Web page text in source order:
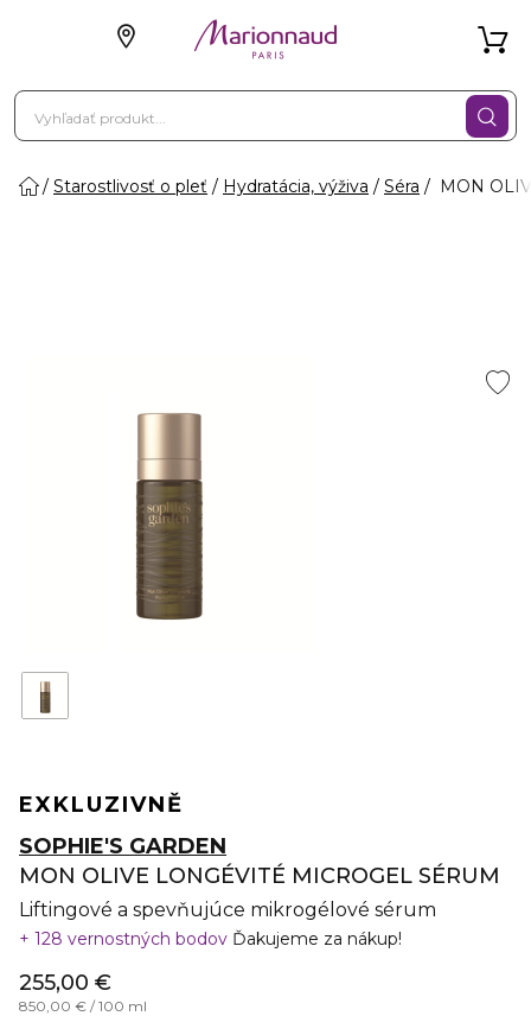
Starostlivosť o pleť Hydratácia, výživa Séra MON
EXKLUZIVNĚ
SOPHIE'S GARDEN
MON OLIVE LONGÉVITÉ MICROGEL SÉRUM
Liftingové a spevňujúce mikrogélové sérum
128 vernostných bodov Ďakujeme za nákup!
255,00 €
850,00 € / 100 ml